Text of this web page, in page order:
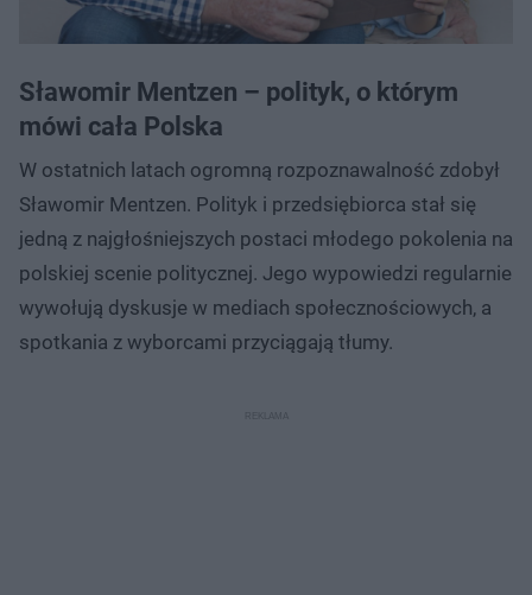
Sławomir Mentzen – polityk, o którym
mówi cała Polska
W ostatnich latach ogromną rozpoznawalność zdobył
Sławomir Mentzen. Polityk i przedsiębiorca stał się
jedną z najgłośniejszych postaci młodego pokolenia na
polskiej scenie politycznej. Jego wypowiedzi regularnie
wywołują dyskusje w mediach społecznościowych, a
spotkania z wyborcami przyciągają tłumy.